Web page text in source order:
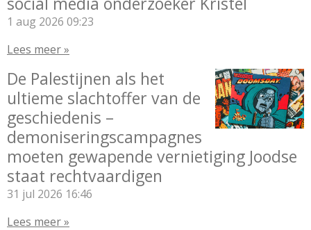
1 aug 2026 09:23
Lees meer »
De Palestijnen als het
ultieme slachtoffer van de
geschiedenis –
demoniseringscampagnes
moeten gewapende vernietiging Joodse
staat rechtvaardigen
31 jul 2026 16:46
Lees meer »